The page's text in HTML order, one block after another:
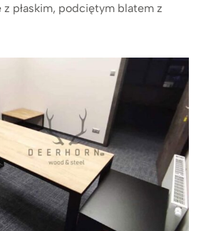
płaskim, podciętym blatem z